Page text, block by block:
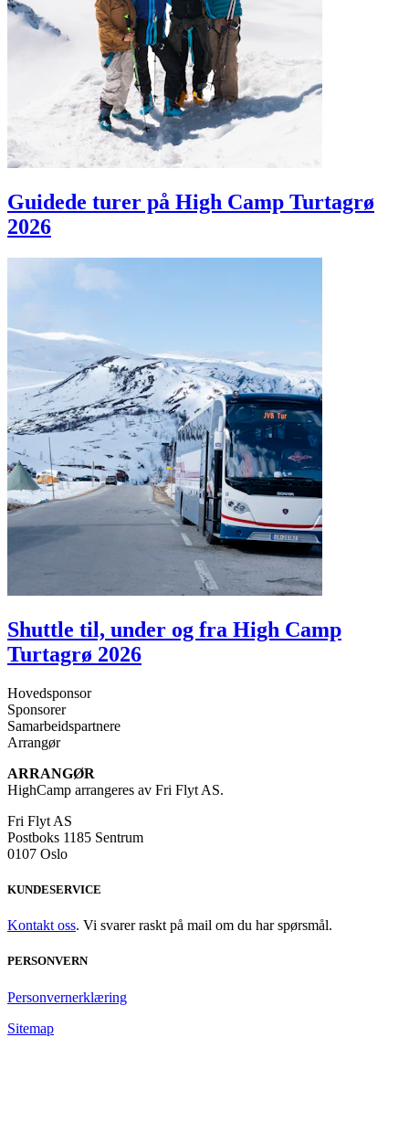
Guidede turer på High Camp Turtagrø
2026
Shuttle til, under og fra High Camp
Turtagrø 2026
Hovedsponsor
Sponsorer
Samarbeidspartnere
Arrangør
ARRANGØR
HighCamp arrangeres av Fri Flyt AS.
Fri Flyt AS
Postboks 1185 Sentrum
0107 Oslo
KUNDESERVICE
Kontakt oss. Vi svarer raskt på mail om du har spørsmål.
PERSONVERN
Personvernerklæring
Sitemap